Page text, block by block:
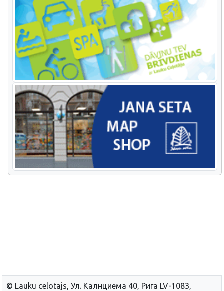
© Lauku сelotajs, Ул. Калнциема 40, Рига LV-1083,